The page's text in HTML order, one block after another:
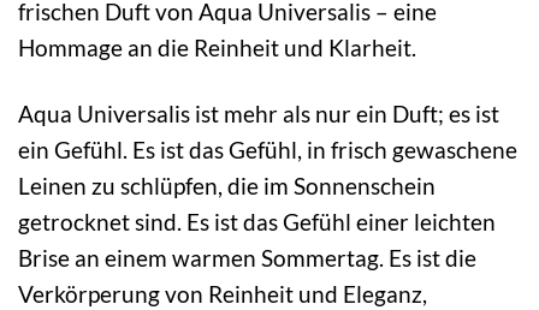
frischen Duft von Aqua Universalis – eine
Hommage an die Reinheit und Klarheit.
Aqua Universalis ist mehr als nur ein Duft; es ist
ein Gefühl. Es ist das Gefühl, in frisch gewaschene
Leinen zu schlüpfen, die im Sonnenschein
getrocknet sind. Es ist das Gefühl einer leichten
Brise an einem warmen Sommertag. Es ist die
Verkörperung von Reinheit und Eleganz,